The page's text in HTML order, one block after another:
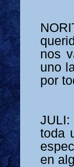
nos
uno
por
JULI:
toda
en